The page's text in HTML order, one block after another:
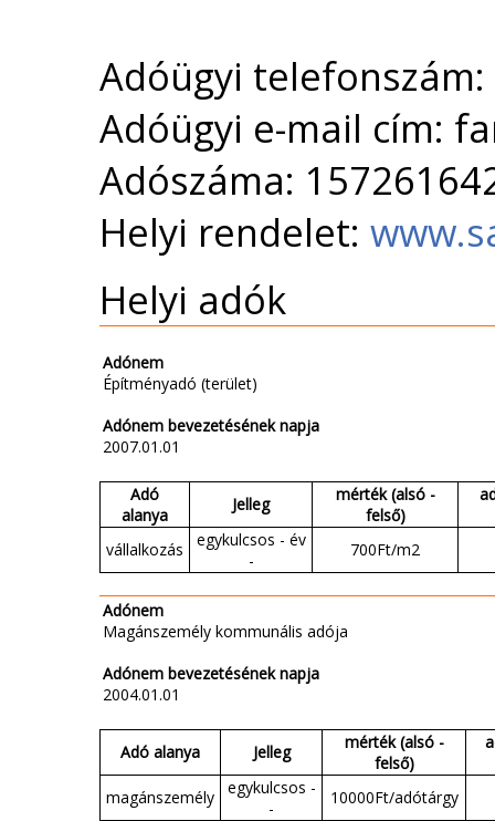
Adóügyi
Adóügyi e-mail cím:
Adószáma:
Helyi rendelet:
Helyi adók
Adónem
Építményadó (terület)
Adónem bevezetésének napja
2007.01.01
Adó
alanya
Jelleg
mérték (alsó -
felső)
vállalkozás
egykulcsos - év
-
700Ft/m2
Adónem
Magánszemély kommunális adója
Adónem bevezetésének napja
2004.01.01
Adó alanya Jelleg
mérték (alsó -
felső)
magánszemély
egykulcsos -
-
10000Ft/adótárgy